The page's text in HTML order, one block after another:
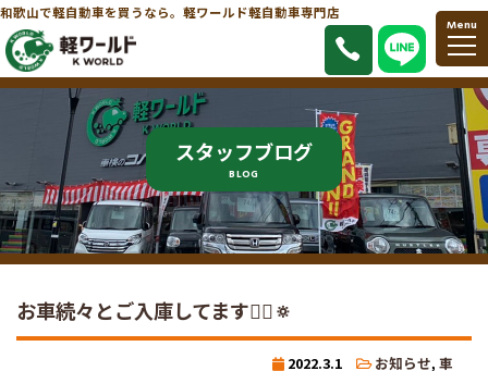
和歌山で軽自動車を買うなら。軽ワールド軽自動車専門店
Menu
スタッフブログ
BLOG
お車続々とご入庫してます🙋‍♀️🔅
2022.3.1 お知らせ, 車